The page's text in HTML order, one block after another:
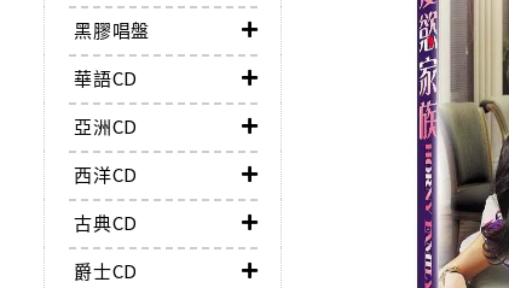
黑膠唱盤
華語CD
亞洲CD
西洋CD
古典CD
爵士CD